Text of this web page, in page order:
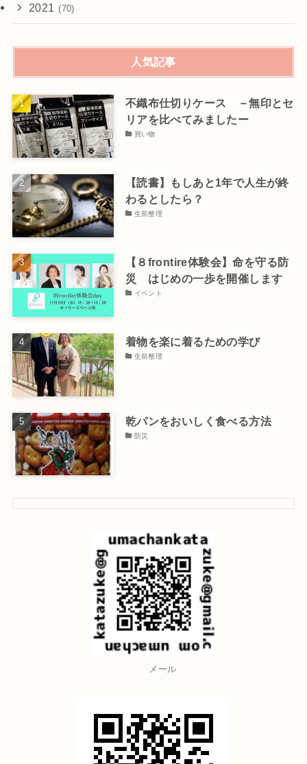
2021 (70)
人気記事
不織布仕切りケース －無印とセ
リアを比べてみましたー
買い物
【読書】もしあと1年で人生が終
わるとしたら？
生前整理
【８frontire体験会】命を守る防
災 はじめの一歩を開催します
イベント
着物を楽に着るための学び
生前整理
乾パンをおいしく食べる方法
防災
メール